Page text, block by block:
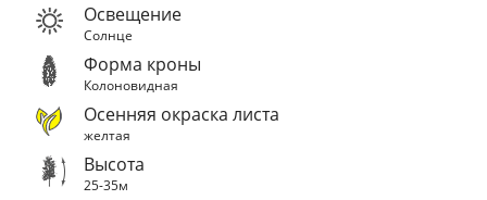
Освещение
Солнце
Форма кроны
Колоновидная
Осенняя окраска листа
желтая
Высота
25-35м